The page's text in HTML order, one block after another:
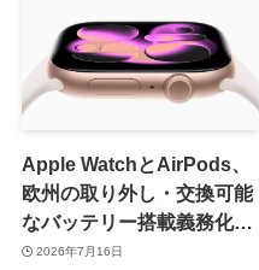
Apple WatchとAirPods、
欧州の取り外し・交換可能
なバッテリー搭載義務化の
対象外に
2026年7月16日